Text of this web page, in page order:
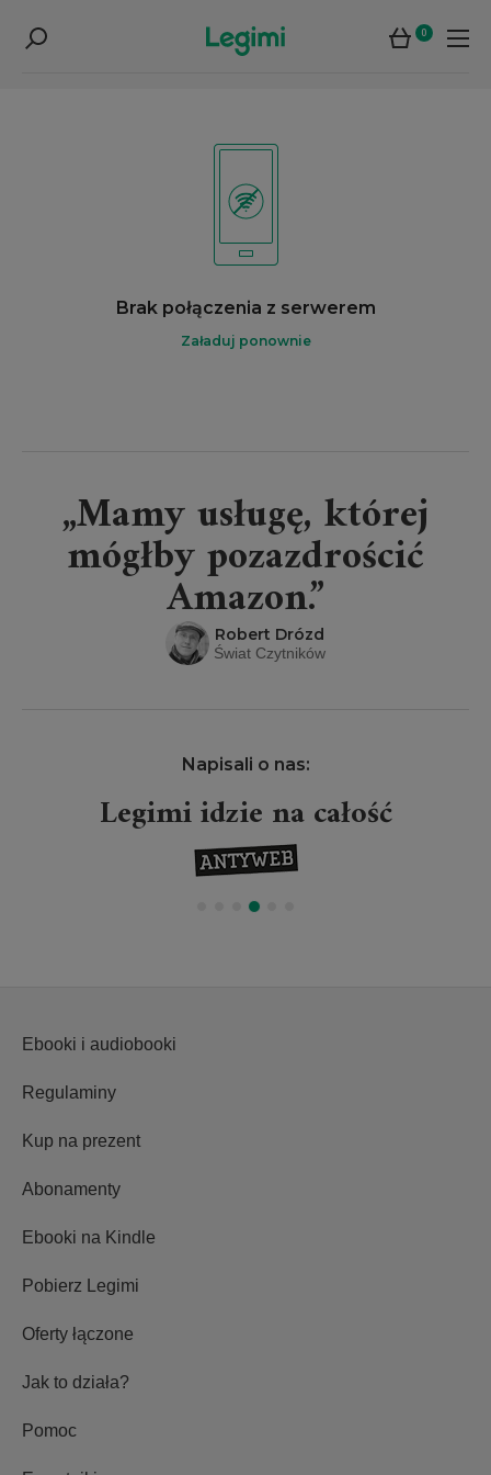
0
Brak połączenia z serwerem
Załaduj ponownie
„Mamy usługę, której
mógłby pozazdrościć
Amazon.”
Robert Drózd
Świat Czytników
Napisali o nas:
Legimi idzie na całość
Ebooki i audiobooki
Regulaminy
Kup na prezent
Abonamenty
Ebooki na Kindle
Pobierz Legimi
Oferty łączone
Jak to działa?
Pomoc